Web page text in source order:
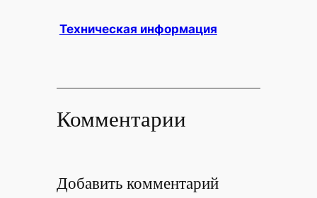
Техническая информация
Комментарии
Добавить комментарий